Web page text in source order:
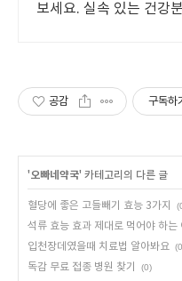
보세요. 실속 있는 건강
공감 구독하
'오빠네약국' 카테고리의 다른 글
혈당에 좋은 고들빼기 효능 3가지
석류 효능 효과 제대로 먹어야 하는
입천장데였을때 치료법 알아봐요
독감 무료 접종 병원 찾기
(0)